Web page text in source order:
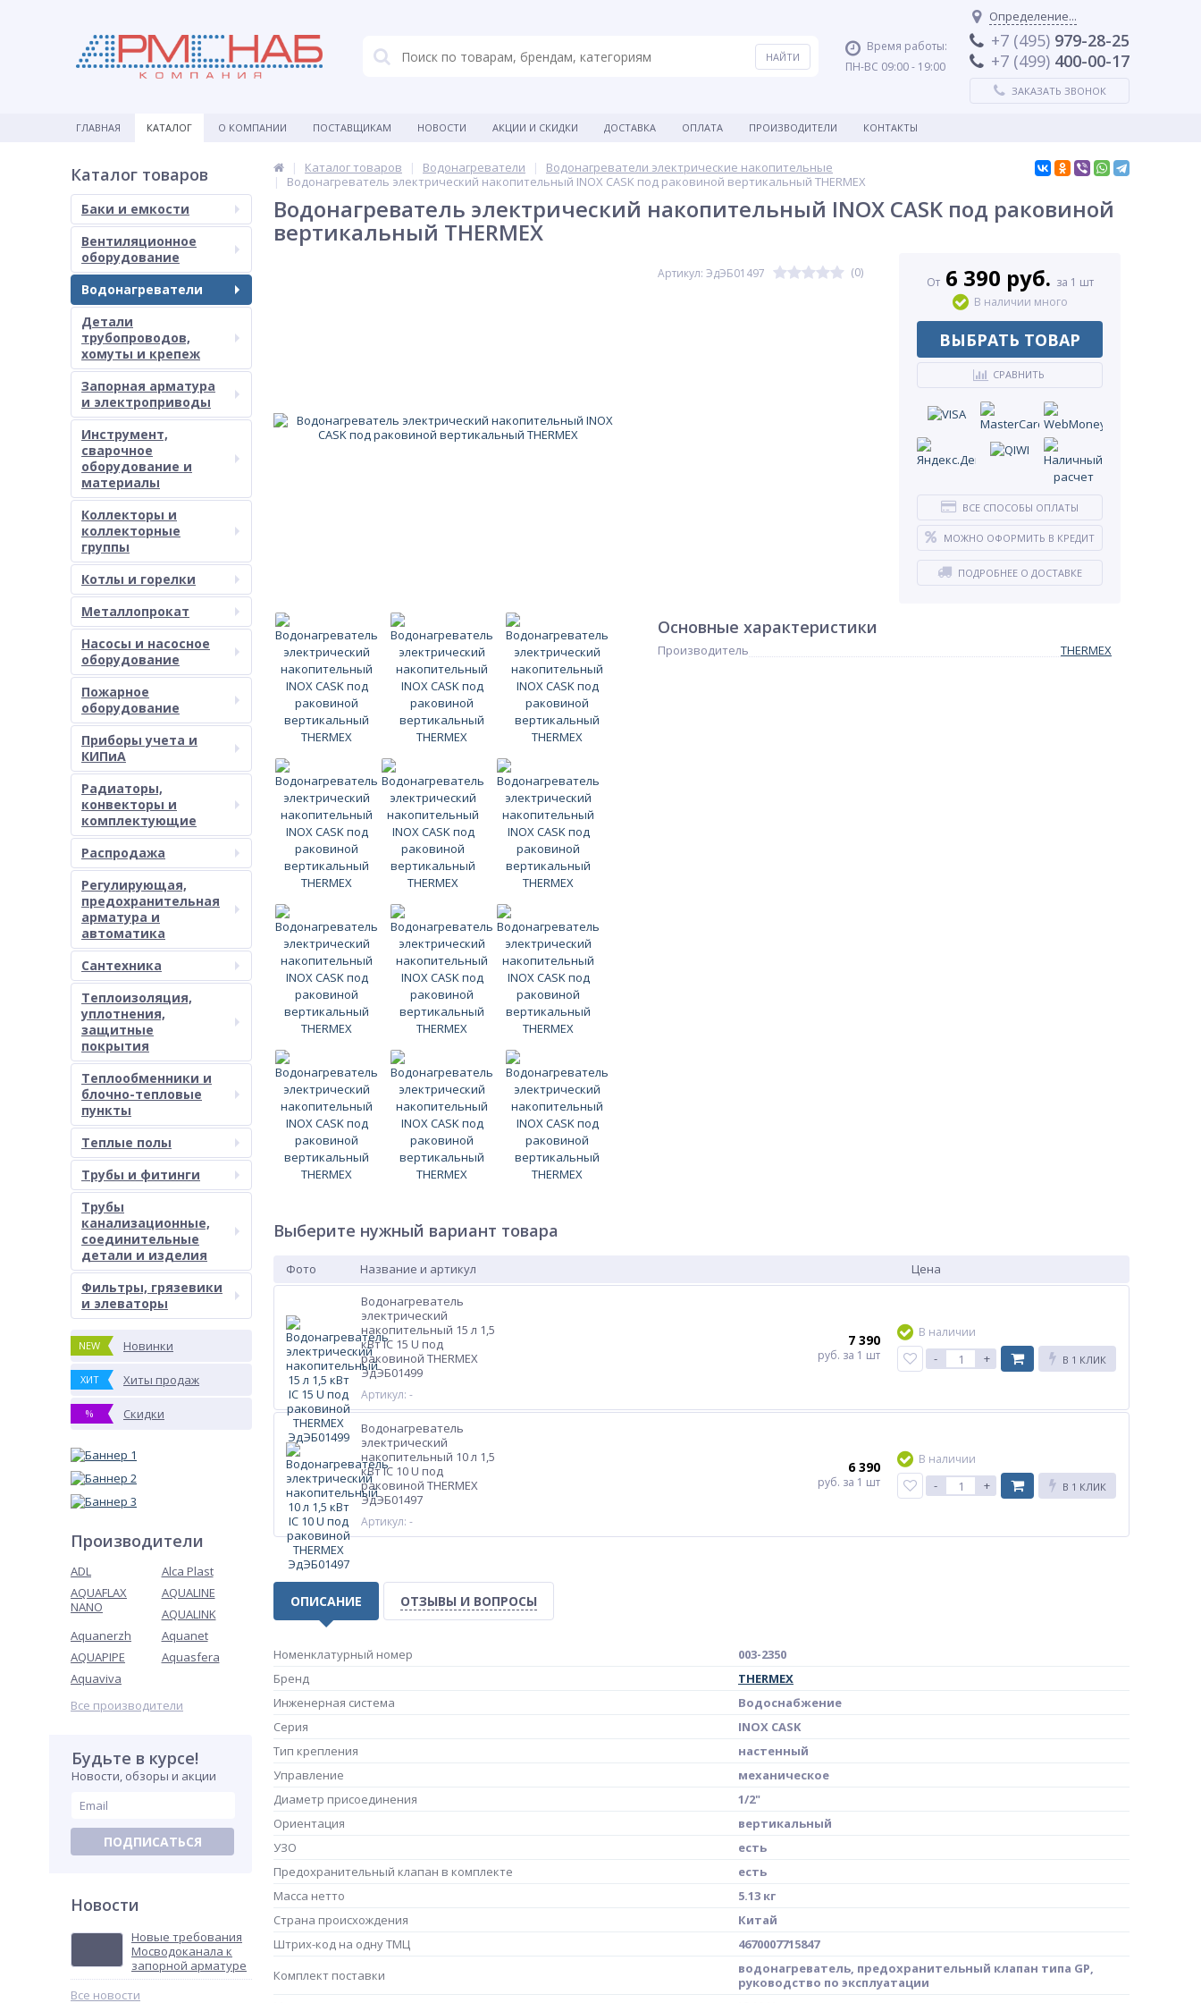
Время работы:
ПН-ВС 09:00 - 19:00
Определение...
+7 (495) 979-28-25
+7 (499) 400-00-17
ЗАКАЗАТЬ ЗВОНОК
ГЛАВНАЯ КАТАЛОГ О КОМПАНИИ ПОСТАВЩИКАМ НОВОСТИ АКЦИИ И СКИДКИ ДОСТАВКА ОПЛАТА ПРОИЗВОДИТЕЛИ КОНТАКТЫ
Каталог товаров
Баки и емкости
Вентиляционное
оборудование
Водонагреватели
Детали
трубопроводов,
хомуты и крепеж
Запорная арматура
и электроприводы
Инструмент,
сварочное
оборудование и
материалы
Коллекторы и
коллекторные
группы
Котлы и горелки
Металлопрокат
Насосы и насосное
оборудование
Пожарное
оборудование
Приборы учета и
КИПиА
Радиаторы,
конвекторы и
комплектующие
Распродажа
Регулирующая,
предохранительная
арматура и
автоматика
Сантехника
Теплоизоляция,
уплотнения,
защитные
покрытия
Теплообменники и
блочно-тепловые
пункты
Теплые полы
Трубы и фитинги
Трубы
канализационные,
соединительные
детали и изделия
Фильтры, грязевики
и элеваторы
NEW Новинки
ХИТ Хиты продаж
% Скидки
Производители
ADL
Alca Plast
AQUAFLAX
NANO
AQUALINE
AQUALINK
Aquanerzh
Aquanet
AQUAPIPE
Aquasfera
Aquaviva
Все производители
Будьте в курсе!
Новости, обзоры и акции
ПОДПИСАТЬСЯ
Новости
Новые требования
Мосводоканала к
запорной арматуре
Все новости
Каталог товаров Водонагреватели
Водонагреватели электрические накопительные
Водонагреватель электрический накопительный INOX CASK под раковиной вертикальный THERMEX
Водонагреватель электрический накопительный INOX CASK под раковиной
вертикальный THERMEX
Артикул: ЭдЭБ01497 (0)
От6 390 руб. за 1 шт
В наличии много
ВЫБРАТЬ ТОВАР
СРАВНИТЬ
ВСЕ СПОСОБЫ ОПЛАТЫ
МОЖНО ОФОРМИТЬ В КРЕДИТ
ПОДРОБНЕЕ О ДОСТАВКЕ
Основные характеристики
Производитель THERMEX
Выберите нужный вариант товара
Фото Название и артикул
Цена
Водонагреватель
электрический
накопительный 15 л 1,5
кВт IC 15 U под
раковиной THERMEX
ЭдЭБ01499
Артикул: -
7 390
руб. за 1 шт
В наличии
- + В 1 КЛИК
Водонагреватель
электрический
накопительный 10 л 1,5
кВт IC 10 U под
раковиной THERMEX
ЭдЭБ01497
Артикул: -
6 390
руб. за 1 шт
В наличии
- + В 1 КЛИК
ОПИСАНИЕ ОТЗЫВЫ И ВОПРОСЫ
Номенклатурный номер
003-2350
Бренд
THERMEX
Инженерная система
Водоснабжение
Серия
INOX CASK
Тип крепления
настенный
Управление
механическое
Диаметр присоединения
1/2"
Ориентация
вертикальный
УЗО
есть
Предохранительный клапан в комплекте
есть
Масса нетто
5.13 кг
Страна происхождения
Китай
Штрих-код на одну ТМЦ
4670007715847
Комплект поставки
водонагреватель, предохранительный клапан типа GP,
руководство по эксплуатации